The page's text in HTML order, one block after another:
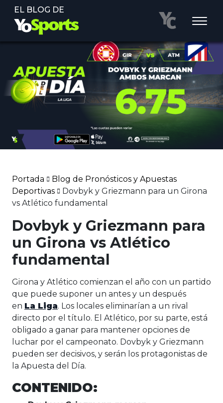
EL BLOG DE
Portada
Blog de Pronósticos y Apuestas
Deportivas
Dovbyk y Griezmann para un Girona
vs Atlético fundamental
Dovbyk y Griezmann para
un Girona vs Atlético
fundamental
Girona y Atlético comienzan el año con un partido
que puede suponer un antes y un después
en La Liga. Los locales eliminarían a un rival
directo por el título. El Atlético, por su parte, está
obligado a ganar para mantener opciones de
luchar por el campeonato. Dovbyk y Griezmann
pueden ser decisivos, y serán los protagonistas de
la Apuesta del Día.
CONTENIDO: